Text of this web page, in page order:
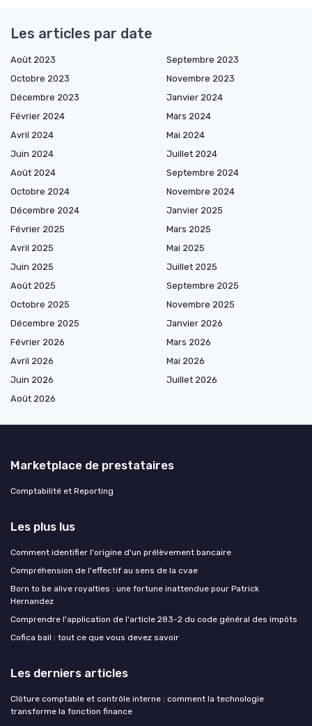
Les articles par date
Août 2023
Septembre 2023
Octobre 2023
Novembre 2023
Décembre 2023
Janvier 2024
Février 2024
Mars 2024
Avril 2024
Mai 2024
Juin 2024
Juillet 2024
Août 2024
Septembre 2024
Octobre 2024
Novembre 2024
Décembre 2024
Janvier 2025
Février 2025
Mars 2025
Avril 2025
Mai 2025
Juin 2025
Juillet 2025
Août 2025
Septembre 2025
Octobre 2025
Novembre 2025
Décembre 2025
Janvier 2026
Février 2026
Mars 2026
Avril 2026
Mai 2026
Juin 2026
Juillet 2026
Août 2026
Marketplace de prestataires
Comptabilité et Reporting
Les plus lus
Comment identifier l'origine d'un prélèvement bancaire
Compréhension de l'effectif au sens de la cvae
Born to be alive royalties : une fortune inattendue pour Patrick
Hernandez
Comprendre l'application de l'article 283-2 du code général des impôts
Cofica bail : tout ce que vous devez savoir
Les derniers articles
Clôture comptable et contrôle interne : comment la technologie
transforme la fonction finance